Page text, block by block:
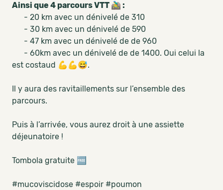
Ainsi que 4 parcours VTT 🚵‍♂️ :
- 20 km avec un dénivelé de 310
- 30 km avec un dénivelé de 590
- 47 km avec un dénivelé de de 960
- 60km avec un dénivelé de de 1400. Oui celui la
est costaud 💪💪😅.
Il y aura des ravitaillements sur l’ensemble des
parcours.
Puis à l’arrivée, vous aurez droit à une assiette
déjeunatoire !
Tombola gratuite 🆓
#mucoviscidose #espoir #poumon